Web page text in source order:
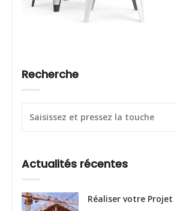
Recherche
Actualités récentes
Réaliser votre Projet